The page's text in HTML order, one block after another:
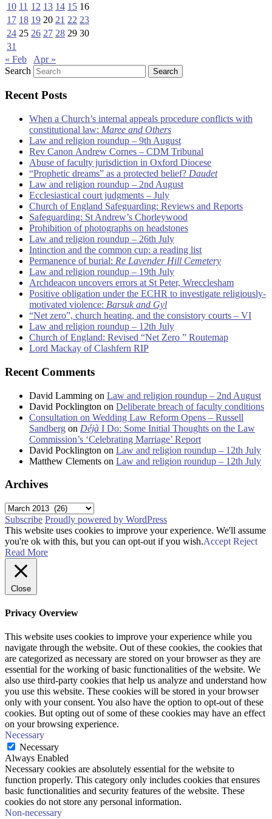
10 11 12 13 14 15 16
17 18 19 20 21 22 23
24 25 26 27 28 29 30
31
« Feb
Apr »
Search
Recent Posts
When a Church’s internal appeals procedure conflicts with
constitutional law: Maree and Others
Law and religion roundup – 9th August
Rev Canon Andrew Cornes – CDM Tribunal
Abuse of faculty jurisdiction in Oxford Diocese
“Prophetic dreams” as a protected belief? Daudet
Law and religion roundup – 2nd August
Ecclesiastical court judgments – July
Church of England Safeguarding: Reviews and Reports
Safeguarding: St Andrew’s Chorleywood
Prohibition of photographs on headstones
Law and religion roundup – 26th July
Intinction and the common cup: a reading list
Permanence of burial: Re Lavender Hill Cemetery
Law and religion roundup – 19th July
Archdeacon uncovers errors at St Peter, Wrecclesham
Positive obligation under the ECHR to investigate religiously-
motivated violence: Barsuk and Gyl
“Net zero”, church heating, and the consistory courts – VI
Law and religion roundup – 12th July
Church of England: Revised “Net Zero ” Routemap
Lord Mackay of Clashfern RIP
Recent Comments
David Lamming on Law and religion roundup – 2nd August
David Pocklington on Deliberate breach of faculty conditions
Consultation on Wedding Law Reform Opens – Russell
Sandberg on Déjà I Do: Some Initial Thoughts on the Law
Commission’s ‘Celebrating Marriage’ Report
David Pocklington on Law and religion roundup – 12th July
Matthew Clements on Law and religion roundup – 12th July
Archives
Archives
Subscribe Proudly powered by WordPress
This website uses cookies to improve your experience. We'll assume
you're ok with this, but you can opt-out if you wish.Accept Reject
Read More
Close
Privacy Overview
This website uses cookies to improve your experience while you
navigate through the website. Out of these cookies, the cookies that
are categorized as necessary are stored on your browser as they are
essential for the working of basic functionalities of the website. We
also use third-party cookies that help us analyze and understand how
you use this website. These cookies will be stored in your browser
only with your consent. You also have the option to opt-out of these
cookies. But opting out of some of these cookies may have an effect
on your browsing experience.
Necessary
Necessary
Always Enabled
Necessary cookies are absolutely essential for the website to
function properly. This category only includes cookies that ensures
basic functionalities and security features of the website. These
cookies do not store any personal information.
Non-necessary